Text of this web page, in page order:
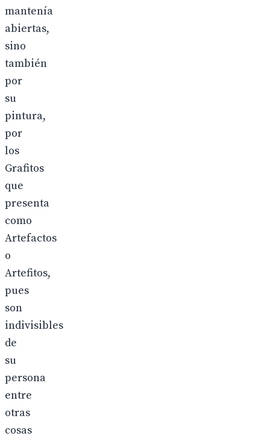
mantenía
abiertas,
sino
también
por
su
pintura,
por
los
Grafitos
que
presenta
como
Artefactos
o
Artefitos,
pues
son
indivisibles
de
su
persona
entre
otras
cosas